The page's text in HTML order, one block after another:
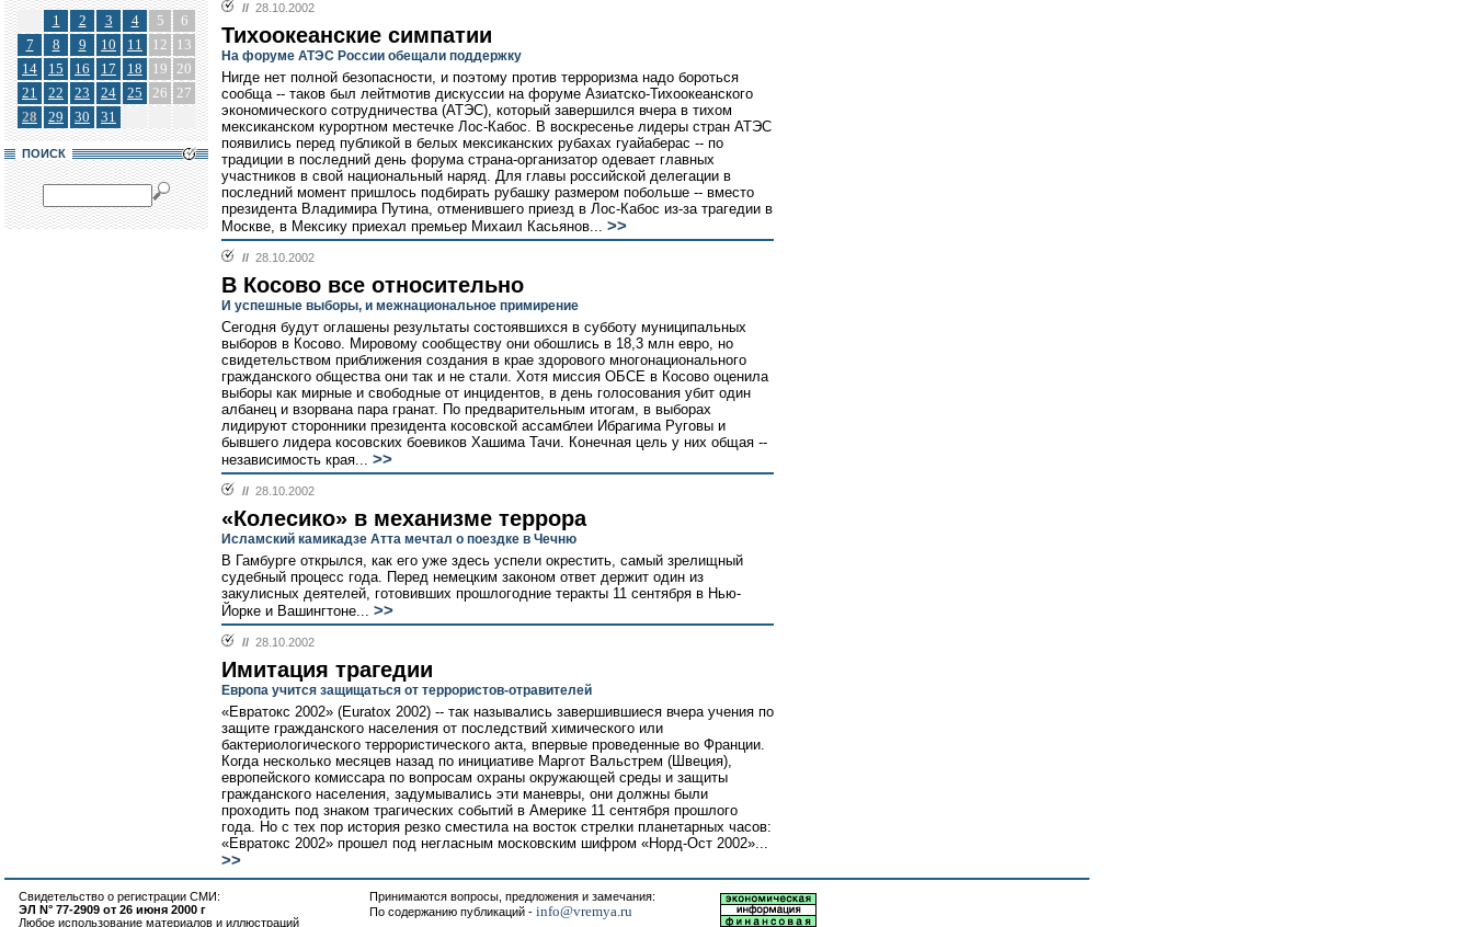
1 2 3 4 5
6
7
8 9 10 11 12
13
14
15 16 17 18 19 20
21
22 23 24 25 26 27
28
29 30 31
ПОИСК
// 28.10.2002
Тихоокеанские симпатии
На форуме АТЭС России обещали поддержку
Нигде нет полной безопасности, и поэтому против терроризма надо бороться
сообща -- таков был лейтмотив дискуссии на форуме Азиатско-Тихоокеанского
экономического сотрудничества (АТЭС), который завершился вчера в тихом
мексиканском курортном местечке Лос-Кабос. В воскресенье лидеры стран АТЭС
появились перед публикой в белых мексиканских рубахах гуайаберaс -- по
традиции в последний день форума страна-организатор одевает главных
участников в свой национальный наряд. Для главы российской делегации в
последний момент пришлось подбирать рубашку размером побольше -- вместо
президента Владимира Путина, отменившего приезд в Лос-Кабос из-за трагедии в
Москве, в Мексику приехал премьер Михаил Касьянов... >>
// 28.10.2002
В Косово все относительно
И успешные выборы, и межнациональное примирение
Сегодня будут оглашены результаты состоявшихся в субботу муниципальных
выборов в Косово. Мировому сообществу они обошлись в 18,3 млн евро, но
свидетельством приближения создания в крае здорового многонационального
гражданского общества они так и не стали. Хотя миссия ОБСЕ в Косово оценила
выборы как мирные и свободные от инцидентов, в день голосования убит один
албанец и взорвана пара гранат. По предварительным итогам, в выборах
лидируют сторонники президента косовской ассамблеи Ибрагима Руговы и
бывшего лидера косовских боевиков Хашима Тачи. Конечная цель у них общая --
независимость края... >>
// 28.10.2002
«Колесико» в механизме террора
Исламский камикадзе Атта мечтал о поездке в Чечню
В Гамбурге открылся, как его уже здесь успели окрестить, самый зрелищный
судебный процесс года. Перед немецким законом ответ держит один из
закулисных деятелей, готовивших прошлогодние теракты 11 сентября в Нью-
Йорке и Вашингтоне... >>
// 28.10.2002
Имитация трагедии
Европа учится защищаться от террористов-отравителей
«Евратокс 2002» (Euratox 2002) -- так назывались завершившиеся вчера учения по
защите гражданского населения от последствий химического или
бактериологического террористического акта, впервые проведенные во Франции.
Когда несколько месяцев назад по инициативе Маргот Вальстрем (Швеция),
европейского комиссара по вопросам охраны окружающей среды и защиты
гражданского населения, задумывались эти маневры, они должны были
проходить под знаком трагических событий в Америке 11 сентября прошлого
года. Но с тех пор история резко сместила на восток стрелки планетарных часов:
«Евратокс 2002» прошел под негласным московским шифром «Норд-Ост 2002»...
>>
Свидетельство о регистрации СМИ:
ЭЛ N° 77-2909 от 26 июня 2000 г
Любое использование материалов и иллюстраций
Принимаются вопросы, предложения и замечания:
По содержанию публикаций - info@vremya.ru